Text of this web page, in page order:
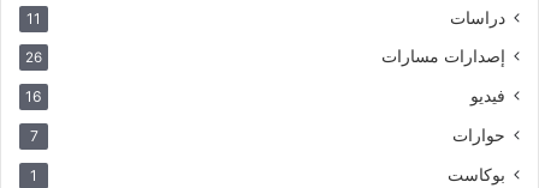
دراسات 11
إصدارات مسارات 26
فيديو 16
حوارات 7
بوكاست 1